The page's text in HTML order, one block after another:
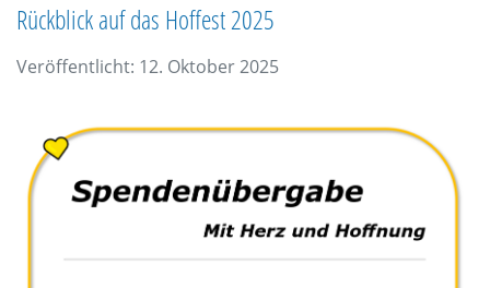
Rückblick auf das Hoffest 2025
Veröffentlicht: 12. Oktober 2025